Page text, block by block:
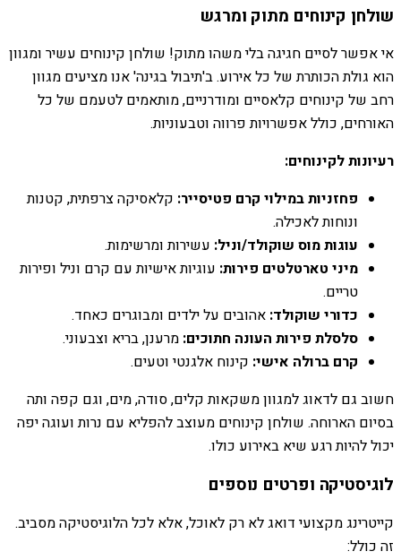
שולחן קינוחים מתוק ומרגש
אי אפשר לסיים חגיגה בלי משהו מתוק! שולחן קינוחים עשיר ומגוון
הוא גולת הכותרת של כל אירוע. ב'תיבול בגינה' אנו מציעים מגוון
רחב של קינוחים קלאסיים ומודרניים, מותאמים לטעמם של כל
האורחים, כולל אפשרויות פרווה וטבעוניות.
רעיונות לקינוחים:
פחזניות במילוי קרם פטיסייר: קלאסיקה צרפתית, קטנות
ונוחות לאכילה.
עוגות מוס שוקולד/וניל: עשירות ומרשימות.
מיני טארטלטים פירות: עוגיות אישיות עם קרם וניל ופירות
טריים.
כדורי שוקולד: אהובים על ילדים ומבוגרים כאחד.
סלסלת פירות העונה חתוכים: מרענן, בריא וצבעוני.
קרם ברולה אישי: קינוח אלגנטי וטעים.
חשוב גם לדאוג למגוון משקאות קלים, סודה, מים, וגם קפה ותה
בסיום הארוחה. שולחן קינוחים מעוצב להפליא עם נרות ועוגה יפה
יכול להיות רגע שיא באירוע כולו.
לוגיסטיקה ופרטים נוספים
קייטרינג מקצועי דואג לא רק לאוכל, אלא לכל הלוגיסטיקה מסביב.
זה כולל: